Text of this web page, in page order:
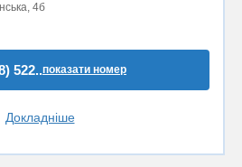
4б
522..показати номер
Докладніше